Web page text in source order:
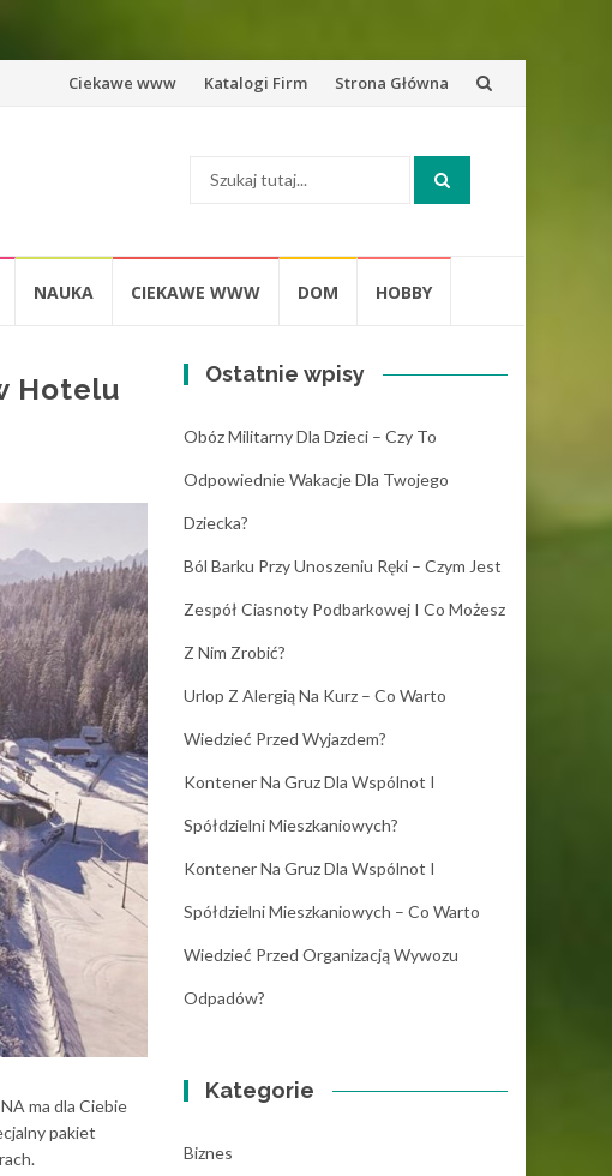
Przejdź
Ciekawe www Katalogi Firm Strona Główna
NAUKA CIEKAWE WWW DOM HOBBY
Hotelu
ma dla Ciebie
pakiet
Ostatnie wpisy
Obóz Militarny Dla Dzieci – Czy To
Odpowiednie Wakacje Dla Twojego
Dziecka?
Ból Barku Przy Unoszeniu Ręki – Czym Jest
Zespół Ciasnoty Podbarkowej I Co Możesz
Z Nim Zrobić?
Urlop Z Alergią Na Kurz – Co Warto
Wiedzieć Przed Wyjazdem?
Kontener Na Gruz Dla Wspólnot I
Spółdzielni Mieszkaniowych?
Kontener Na Gruz Dla Wspólnot I
Spółdzielni Mieszkaniowych – Co Warto
Wiedzieć Przed Organizacją Wywozu
Odpadów?
Kategorie
Biznes